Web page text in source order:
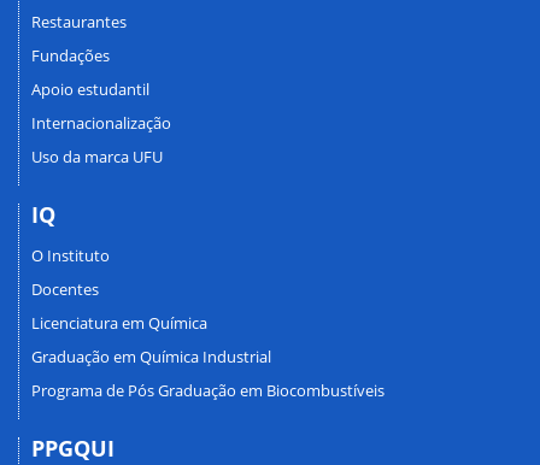
Restaurantes
Fundações
Apoio estudantil
Internacionalização
Uso da marca UFU
IQ
O Instituto
Docentes
Licenciatura em Química
Graduação em Química Industrial
Programa de Pós Graduação em Biocombustíveis
PPGQUI